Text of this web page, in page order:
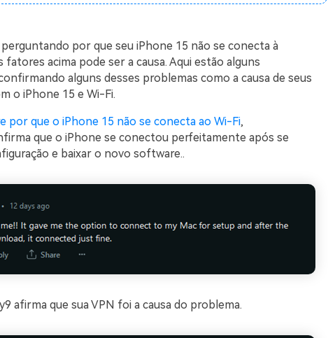
por que seu iPhone 15 não se conecta à
acima pode ser a causa. Aqui estão alguns
alguns desses problemas como a causa de seus
o iPhone 15 e Wi-Fi.
por que o iPhone 15 não se conecta ao Wi-Fi,
que o iPhone se conectou perfeitamente após se
e baixar o novo software..
afirma que sua VPN foi a causa do problema.